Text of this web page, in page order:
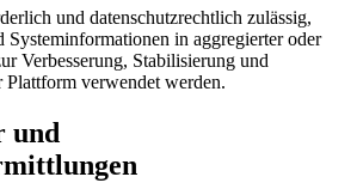
und datenschutzrechtlich zulässig,
Systeminformationen in aggregierter oder
Verbesserung, Stabilisierung und
verwendet werden.
und